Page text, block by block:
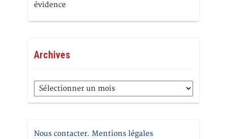
évidence
Archives
Archives
Nous contacter. Mentions légales